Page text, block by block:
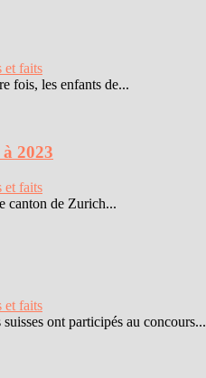
et faits
fois, les enfants de...
2023
et faits
canton de Zurich...
et faits
ont participés au concours...